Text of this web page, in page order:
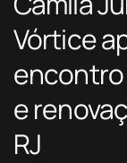
Vórtice
e
RJ